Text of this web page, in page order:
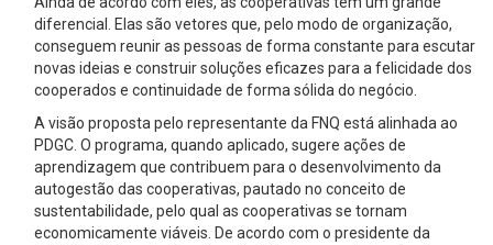
diferencial. Elas são vetores que, pelo modo de organização,
conseguem reunir as pessoas de forma constante para escutar
novas ideias e construir soluções eficazes para a felicidade dos
cooperados e continuidade de forma sólida do negócio.
A visão proposta pelo representante da FNQ está alinhada ao
PDGC. O programa, quando aplicado, sugere ações de
aprendizagem que contribuem para o desenvolvimento da
autogestão das cooperativas, pautado no conceito de
sustentabilidade, pelo qual as cooperativas se tornam
economicamente viáveis. De acordo com o presidente da